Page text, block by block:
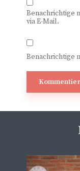
Benachrichtige
via E-Mail.
Benachrichtige